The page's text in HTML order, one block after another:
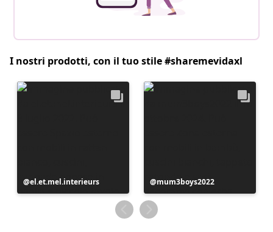
I nostri prodotti, con il tuo stile #sharemevidaxl
Post
pubblicato
el.et.mel.interieurs
Post
pubblicato
da
mum3boys2022